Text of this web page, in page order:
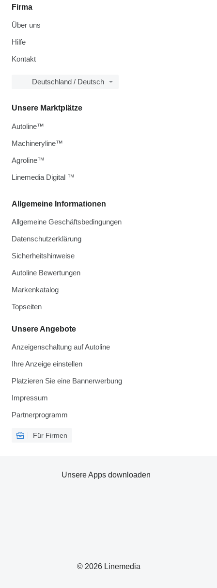
Firma
Über uns
Hilfe
Kontakt
Deutschland / Deutsch
Allgemeine Informationen
Allgemeine Geschäftsbedingungen
Datenschutzerklärung
Sicherheitshinweise
Autoline Bewertungen
Markenkatalog
Topseiten
Unsere Angebote
Anzeigenschaltung auf Autoline
Ihre Anzeige einstellen
Platzieren Sie eine Bannerwerbung
Impressum
Partnerprogramm
Für Firmen
Unsere Marktplätze
Autoline™
Machineryline™
Agroline™
Linemedia Digital ™
© 2026 Linemedia
Unsere Apps downloaden